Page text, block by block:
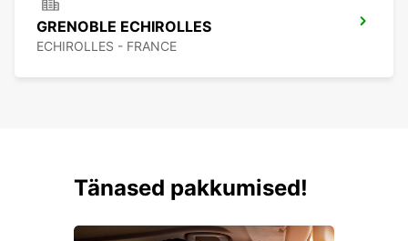
GRENOBLE ECHIROLLES
ECHIROLLES - FRANCE
Tänased pakkumised!